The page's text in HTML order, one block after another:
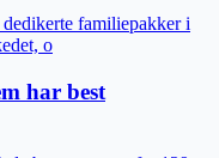
familiepakker i
o
har best